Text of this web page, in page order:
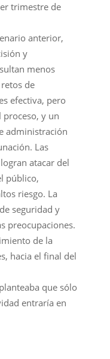
trimestre de
anterior,
y
menos
de
efectiva, pero
y un
administración
Las
atacar del
público,
riesgo. La
seguridad y
preocupaciones.
de la
hacia el final del
que sólo
entraría en